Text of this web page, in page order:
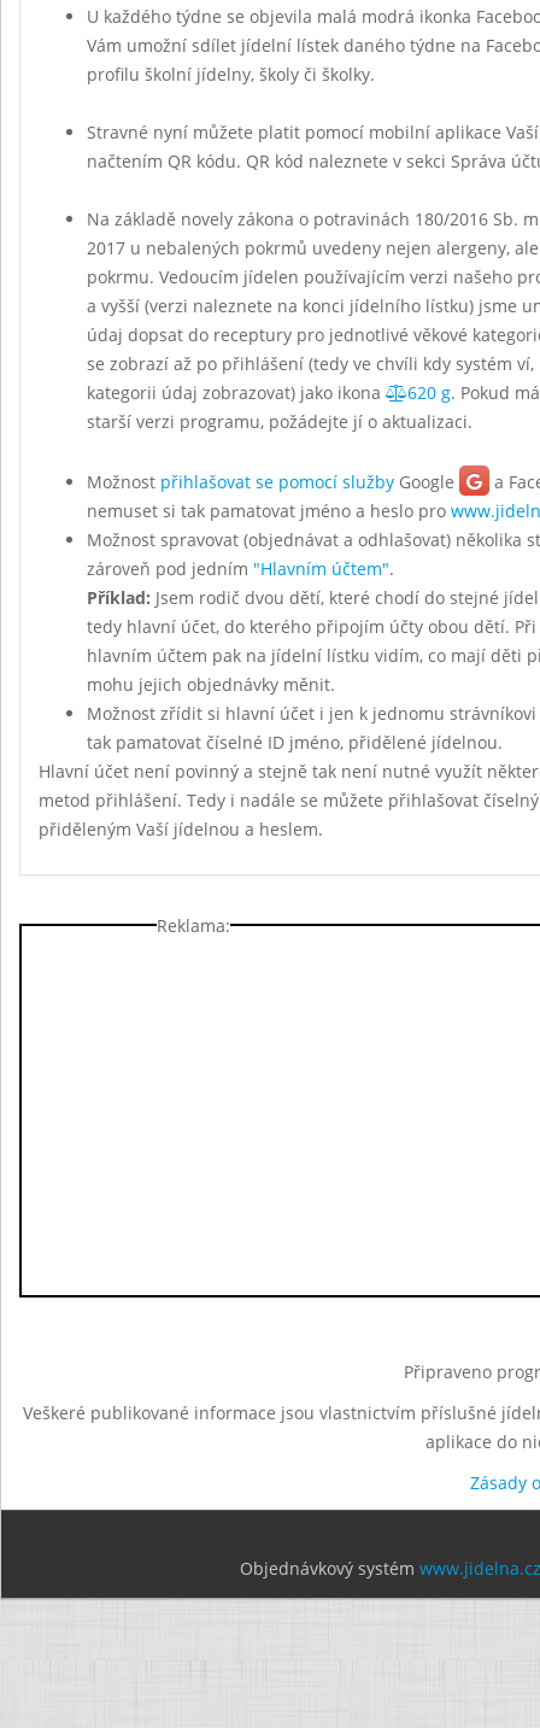
U každého týdne se objevila malá modrá ikonka
Vám umožní sdílet jídelní lístek daného týdne na
profilu školní jídelny, školy či školky.
Stravné nyní můžete platit pomocí mobilní aplikace
načtením QR kódu. QR kód naleznete v sekci Správa
Na základě novely zákona o potravinách 180/2016 Sb.
2017 u nebalených pokrmů uvedeny nejen alergeny,
pokrmu. Vedoucím jídelen používajícím verzi našeho
a vyšší (verzi naleznete na konci jídelního lístku) jsme
údaj dopsat do receptury pro jednotlivé věkové
se zobrazí až po přihlášení (tedy ve chvíli kdy systém
kategorii údaj zobrazovat) jako ikona
620 g. Pokud
starší verzi programu, požádejte jí o aktualizaci.
Možnost přihlašovat se pomocí služby Google
a
nemuset si tak pamatovat jméno a heslo pro
Možnost spravovat (objednávat a odhlašovat) několika
zároveň pod jedním "Hlavním účtem".
Příklad: Jsem rodič dvou dětí, které chodí do stejné
tedy hlavní účet, do kterého připojím účty obou dětí.
hlavním účtem pak na jídelní lístku vidím, co mají děti
mohu jejich objednávky měnit.
Možnost zřídit si hlavní účet i jen k jednomu
tak pamatovat číselné ID jméno, přidělené jídelnou.
Hlavní účet není povinný a stejně tak není nutné využít
metod přihlášení. Tedy i nadále se můžete přihlašovat
přiděleným Vaší jídelnou a heslem.
Reklama:
Připraveno
Veškeré publikované informace jsou vlastnictvím příslušné
aplikace do
Zásady
Objednávkový systém www.jidelna.cz